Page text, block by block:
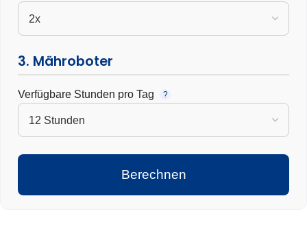
3. Mähroboter
Verfügbare Stunden pro Tag ?
Berechnen